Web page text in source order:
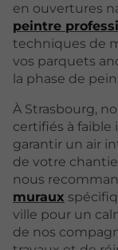
en ouvertures
peintre
techniques de
vos parquets
la phase de
À Strasbourg,
certifiés à
garantir un air
de votre
nous
muraux
ville pour un
de nos